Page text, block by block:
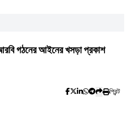
গঠনের আইনের খসড়া প্রকাশ
প্রিন্ট